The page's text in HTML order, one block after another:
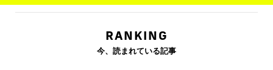
RANKING
今、読まれている記事